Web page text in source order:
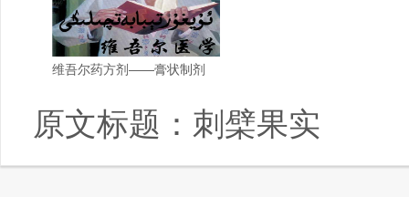
维吾尔药方剂——膏状制剂
原文标题： 刺檗果实